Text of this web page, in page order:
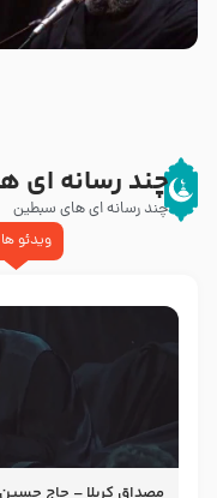
سلام جوانی که امام حسین
السلام خودش جوابش را دادند
چند رسانه ای
چند رسانه ای های سبطین
ویدئو ها
مصداق کربلا – حاج